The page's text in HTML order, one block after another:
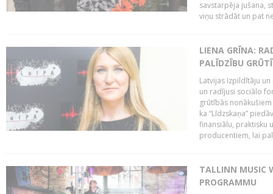
savstarpēja jušana,
viņu strādāt un pat
LIENA GRĪNA:
PALĪDZĪBU
Latvijas Izpildītāju
un radījusi sociālo
grūtībās
ka “Līdzskaņa”
finansiālu, praktisku
producentiem, lai
TALLINN MUSIC
PROGRAMMU